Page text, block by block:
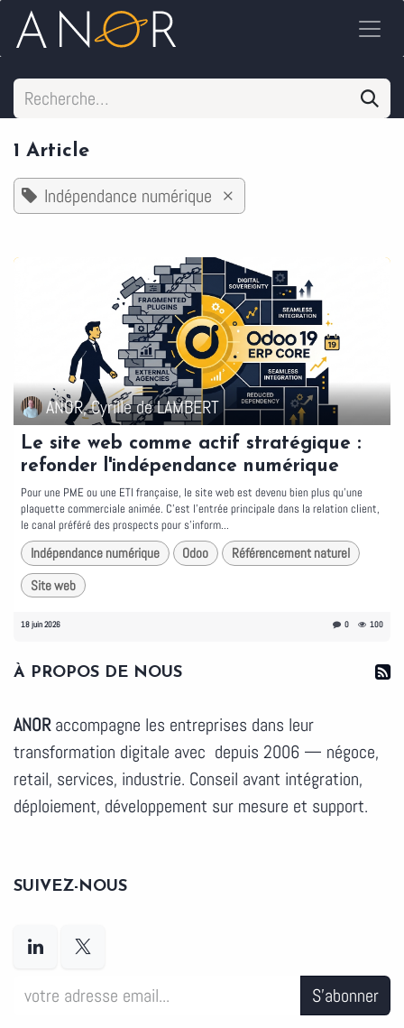
Se rendre au contenu
1 Article
Indépendance numérique ×
ANOR, Cyrille de LAMBERT
Le site web comme actif stratégique :
refonder l'indépendance numérique
Pour une PME ou une ETI française, le site web est devenu bien plus qu'une
plaquette commerciale animée. C'est l'entrée principale dans la relation client,
le canal préféré des prospects pour s'inform...
Indépendance numérique Odoo
Référencement naturel
Site web
18 juin 2026 0 100
À PROPOS DE NOUS
ANORaccompagne les entreprises dans leur
transformation digitale avec depuis 2006 — négoce,
retail, services, industrie. Conseil avant intégration,
déploiement, développement sur mesure et support.
SUIVEZ-NOUS
S'abonner